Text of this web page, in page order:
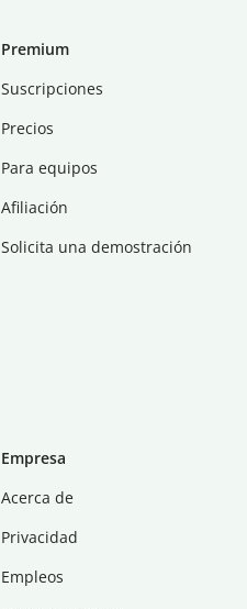
Premium
Suscripciones
Precios
Para equipos
Afiliación
Solicita una demostración
Empresa
Acerca de
Privacidad
Empleos